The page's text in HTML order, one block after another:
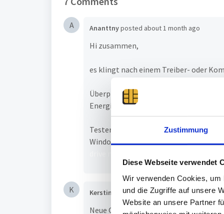
Zustimmung
Diese Webseite verwendet
Wir verwenden Cookies,
und die Zugriffe auf unsere
Website an unsere Partner
A Ananttnyposted about 1 month ago
Hi zusammen,
es klingt nach einem Treiber- oder
Überprüfen Sie die USB-
Energieeinsparung ab. Gehen Sie zu
Testen Sie das Gerät an einem
Windows 11-PC zu verwenden, um
K Kerstin Paulsen-Modenbach posted3
Neue Gerät funktioniert doch - war im